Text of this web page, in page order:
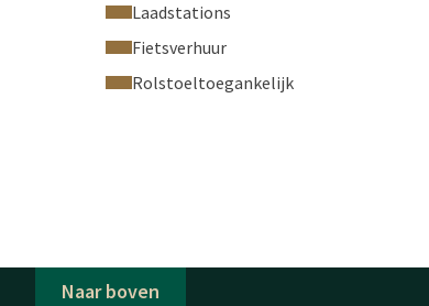
Laadstations
Fietsverhuur
Rolstoeltoegankelijk
Naar boven